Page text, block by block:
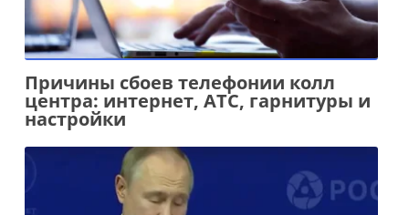
Причины сбоев телефонии колл
центра: интернет, АТС, гарнитуры и
настройки